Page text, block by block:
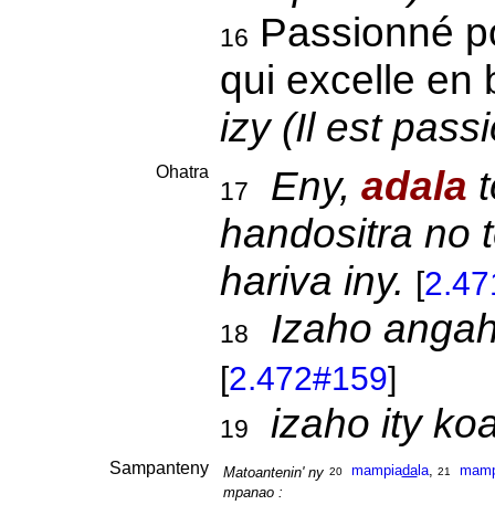
16 Passionné
qui excelle en
izy (Il est
Ohatra
17 Eny, adala
handositra no
hariva iny. [
18 Izaho
[2.472#159]
19 izaho ity
Sampanteny
Matoantenin' ny
mpanao :
20 mampiadala, 21